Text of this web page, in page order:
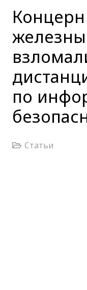
по
Статьи